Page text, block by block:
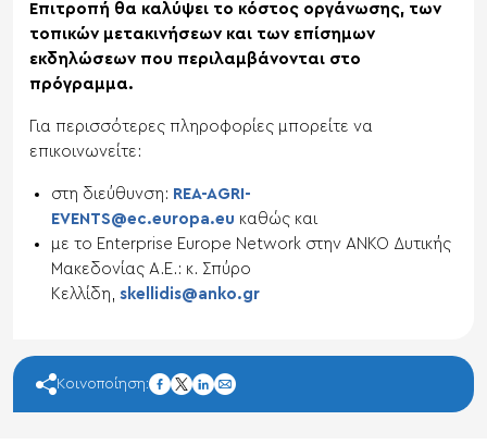
Επιτροπή θα καλύψει το κόστος οργάνωσης, των
τοπικών μετακινήσεων και των επίσημων
εκδηλώσεων που περιλαμβάνονται στο
πρόγραμμα.
Για περισσότερες πληροφορίες μπορείτε να
επικοινωνείτε:
στη διεύθυνση: REA-AGRI-
EVENTS@ec.europa.eu καθώς και
με το Enterprise Europe Network στην ΑΝΚΟ Δυτικής
Μακεδονίας Α.Ε.: κ. Σπύρο
Κελλίδη, skellidis@anko.gr
Κοινοποίηση: facebook
twitter
linkedin
mail